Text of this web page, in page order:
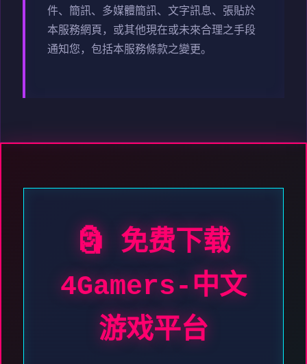
件、簡訊、多媒體簡訊、文字訊息、張貼於
本服務網頁，或其他現在或未來合理之手段
通知您，包括本服務條款之變更。
🗿 免费下载
4Gamers-中文
游戏平台